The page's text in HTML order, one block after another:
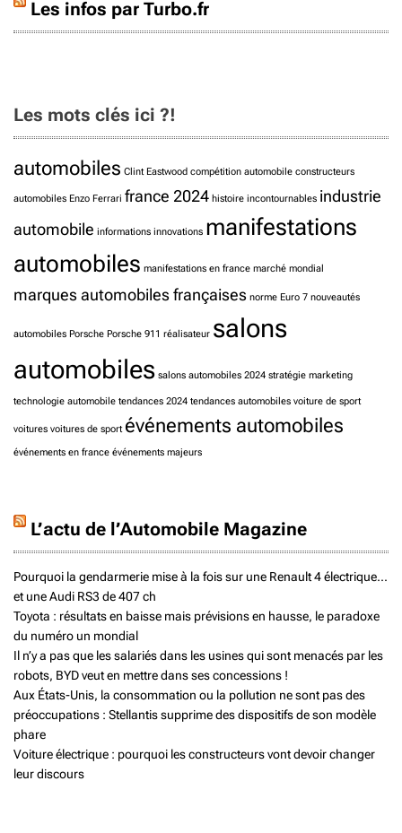
Les infos par Turbo.fr
Les mots clés ici ?!
automobiles Clint Eastwood compétition automobile constructeurs
automobiles Enzo Ferrari france 2024 histoire incontournables industrie
automobile informations innovations manifestations
automobiles manifestations en france marché mondial
marques automobiles françaises norme Euro 7 nouveautés
automobiles Porsche Porsche 911 réalisateur salons
automobiles salons automobiles 2024 stratégie marketing
technologie automobile tendances 2024 tendances automobiles voiture de sport
voitures voitures de sport événements automobiles
événements en france événements majeurs
L’actu de l’Automobile Magazine
Pourquoi la gendarmerie mise à la fois sur une Renault 4 électrique...
et une Audi RS3 de 407 ch
Toyota : résultats en baisse mais prévisions en hausse, le paradoxe
du numéro un mondial
Il n’y a pas que les salariés dans les usines qui sont menacés par les
robots, BYD veut en mettre dans ses concessions !
Aux États-Unis, la consommation ou la pollution ne sont pas des
préoccupations : Stellantis supprime des dispositifs de son modèle
phare
Voiture électrique : pourquoi les constructeurs vont devoir changer
leur discours